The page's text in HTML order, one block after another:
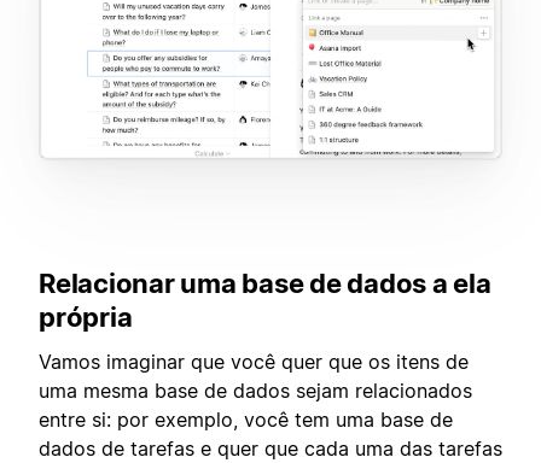
Relacionar uma base de dados a ela
própria
Vamos imaginar que você quer que os itens de
uma mesma base de dados sejam relacionados
entre si: por exemplo, você tem uma base de
dados de tarefas e quer que cada uma das tarefas